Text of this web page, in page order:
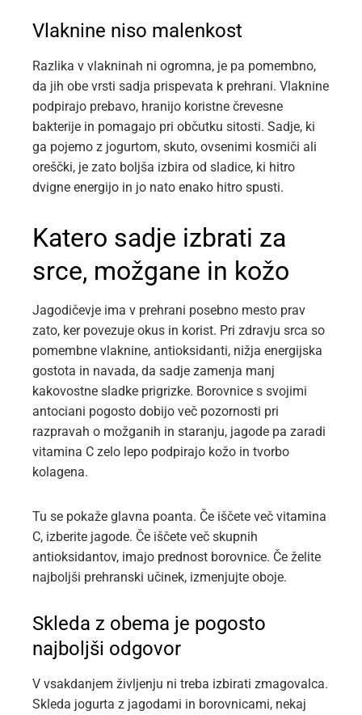
Vlaknine niso malenkost
Razlika v vlakninah ni ogromna, je pa pomembno,
da jih obe vrsti sadja prispevata k prehrani. Vlaknine
podpirajo prebavo, hranijo koristne črevesne
bakterije in pomagajo pri občutku sitosti. Sadje, ki
ga pojemo z jogurtom, skuto, ovsenimi kosmiči ali
oreščki, je zato boljša izbira od sladice, ki hitro
dvigne energijo in jo nato enako hitro spusti.
Katero sadje izbrati za
srce, možgane in kožo
Jagodičevje ima v prehrani posebno mesto prav
zato, ker povezuje okus in korist. Pri zdravju srca so
pomembne vlaknine, antioksidanti, nižja energijska
gostota in navada, da sadje zamenja manj
kakovostne sladke prigrizke. Borovnice s svojimi
antociani pogosto dobijo več pozornosti pri
razpravah o možganih in staranju, jagode pa zaradi
vitamina C zelo lepo podpirajo kožo in tvorbo
kolagena.
Tu se pokaže glavna poanta. Če iščete več vitamina
C, izberite jagode. Če iščete več skupnih
antioksidantov, imajo prednost borovnice. Če želite
najboljši prehranski učinek, izmenjujte oboje.
Skleda z obema je pogosto
najboljši odgovor
V vsakdanjem življenju ni treba izbirati zmagovalca.
Skleda jogurta z jagodami in borovnicami, nekaj